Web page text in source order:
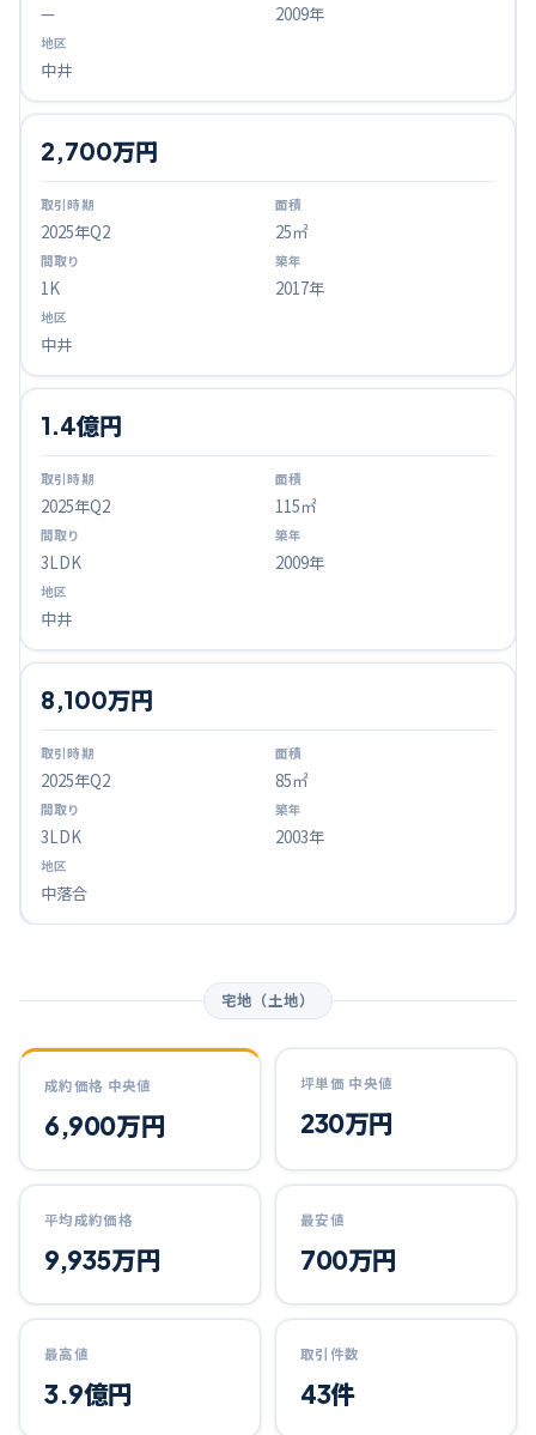
— 2009年
中井
2025年Q2
2,700万円
25㎡
1K 2017年
中井
2025年Q2
1.4億円
115㎡
3LDK 2009年
中井
2025年Q2
8,100万円
85㎡
3LDK 2003年
中落合
宅地（土地）
成約価格 中央値
6,900万円
坪単価 中央値
230万円
平均成約価格
9,935万円
最安値
700万円
最高値
3.9億円
取引件数
43件